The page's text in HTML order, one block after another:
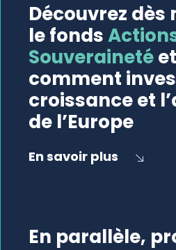
Découvrez
le fonds
Souveraineté
comment
croissance et
de l’Europe
En savoir plus
En parallèle,